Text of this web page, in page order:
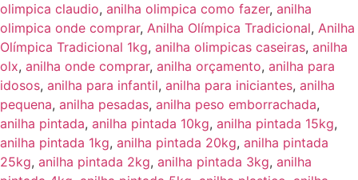
olimpica claudio, anilha olimpica como fazer, anilha
olimpica onde comprar, Anilha Olímpica Tradicional, Anilha
Olímpica Tradicional 1kg, anilha olimpicas caseiras, anilha
olx, anilha onde comprar, anilha orçamento, anilha para
idosos, anilha para infantil, anilha para iniciantes, anilha
pequena, anilha pesadas, anilha peso emborrachada,
anilha pintada, anilha pintada 10kg, anilha pintada 15kg,
anilha pintada 1kg, anilha pintada 20kg, anilha pintada
25kg, anilha pintada 2kg, anilha pintada 3kg, anilha